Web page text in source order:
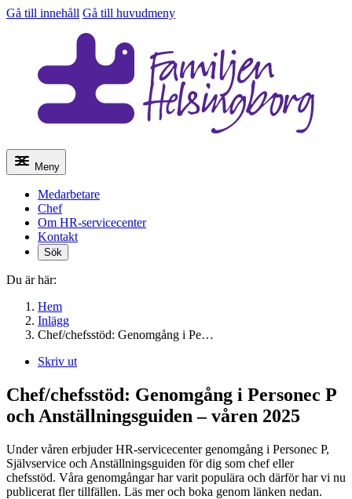
Gå till innehåll Gå till huvudmeny
Meny
Medarbetare
Chef
Om HR-servicecenter
Kontakt
Sök
Du är här:
Hem
Inlägg
Chef/chefsstöd: Genomgång i Pe…
Skriv ut
Chef/chefsstöd: Genomgång i Personec P
och Anställningsguiden – våren 2025
Under våren erbjuder HR-servicecenter genomgång i Personec P,
Självservice och Anställningsguiden för dig som chef eller
chefsstöd. Våra genomgångar har varit populära och därför har vi nu
publicerat fler tillfällen. Läs mer och boka genom länken nedan.